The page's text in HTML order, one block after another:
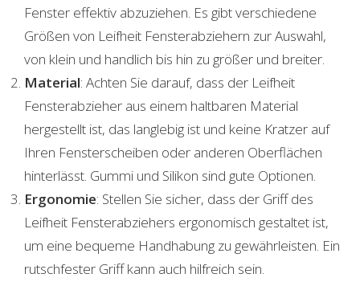
Fenster effektiv abzuziehen. Es gibt verschiedene
Größen von Leifheit Fensterabziehern zur Auswahl,
von klein und handlich bis hin zu größer und breiter.
Material: Achten Sie darauf, dass der Leifheit
Fensterabzieher aus einem haltbaren Material
hergestellt ist, das langlebig ist und keine Kratzer auf
Ihren Fensterscheiben oder anderen Oberflächen
hinterlässt. Gummi und Silikon sind gute Optionen.
Ergonomie: Stellen Sie sicher, dass der Griff des
Leifheit Fensterabziehers ergonomisch gestaltet ist,
um eine bequeme Handhabung zu gewährleisten. Ein
rutschfester Griff kann auch hilfreich sein.